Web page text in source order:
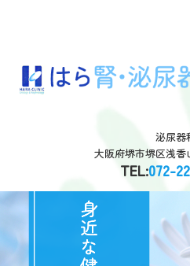
ホーム
性機能障害
病気について
泌尿器
大阪府堺市堺区浅香
TEL:072-